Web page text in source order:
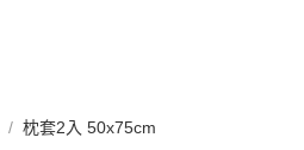
枕套2入 50x75cm